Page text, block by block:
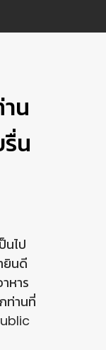
น
รื่น
นไป
ยินดี
หาร
ท่านที่